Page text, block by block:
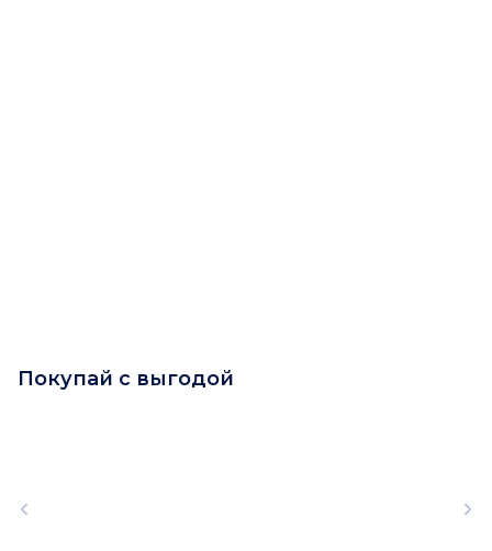
Покупай с выгодой